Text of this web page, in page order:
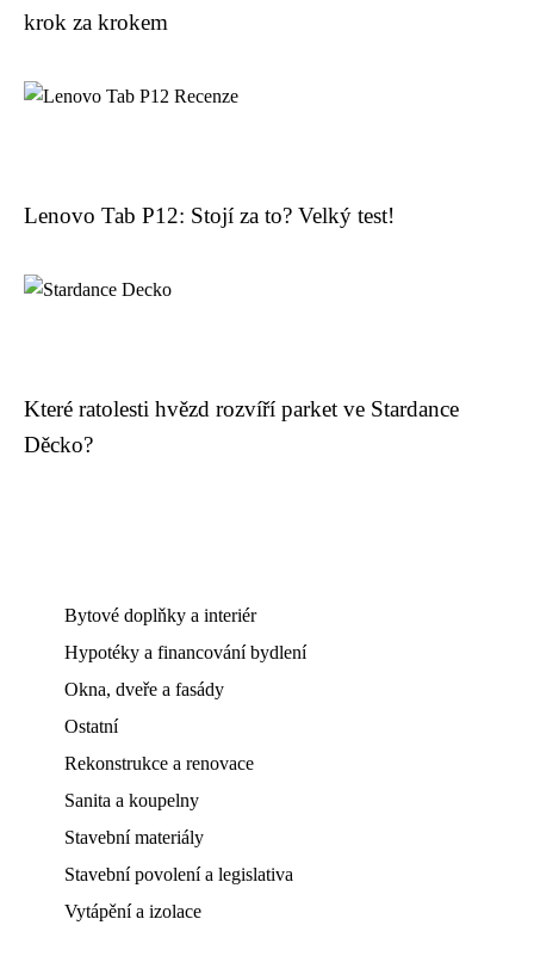
krok za krokem
Lenovo Tab P12: Stojí za to? Velký test!
Které ratolesti hvězd rozvíří parket ve Stardance
Děcko?
Bytové doplňky a interiér
Hypotéky a financování bydlení
Okna, dveře a fasády
Ostatní
Rekonstrukce a renovace
Sanita a koupelny
Stavební materiály
Stavební povolení a legislativa
Vytápění a izolace